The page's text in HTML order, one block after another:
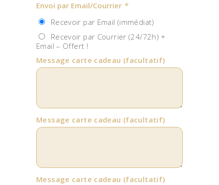
Envoi par Email/Courrier *
Recevoir par Email (immédiat)
Recevoir par Courrier (24/72h) +
Email – Offert !
Message carte cadeau (facultatif)
Message carte cadeau (facultatif)
Message carte cadeau (facultatif)